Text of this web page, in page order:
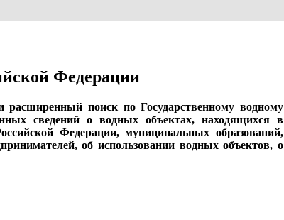
Федерации
поиск по Государственному водному
сведений о водных объектах, находящихся в
Федерации, муниципальных образований,
об использовании водных объектов, о